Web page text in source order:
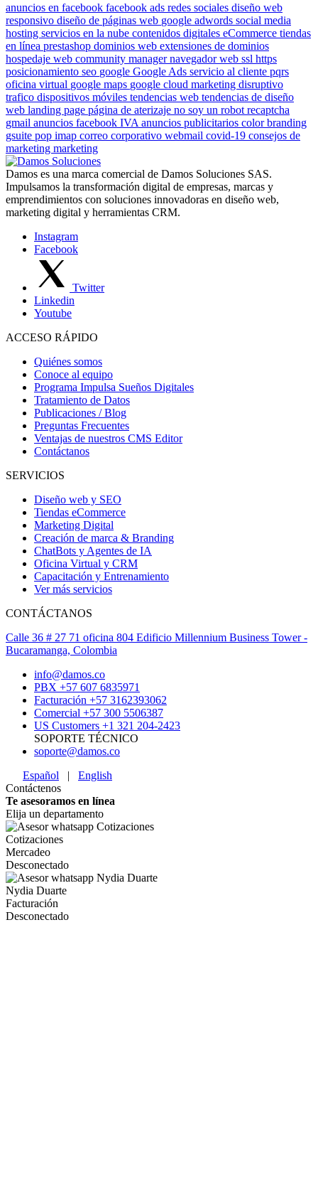
anuncios en facebook facebook ads redes sociales diseño web
responsivo diseño de páginas web google adwords social media
hosting servicios en la nube contenidos digitales eCommerce tiendas
en línea prestashop dominios web extensiones de dominios
hospedaje web community managernavegador web ssl https
posicionamiento seo google Google Ads servicio al cliente pqrs
oficina virtual google maps google cloud marketing disruptivo
trafico dispositivos móviles tendencias web tendencias de diseño
web landing page página de aterizaje no soy un robot recaptcha
gmail anuncios facebook IVA anuncios publicitarios colorbranding
gsuite pop imap correo corporativo webmail covid-19 consejos de
marketing marketing
Damos es una marca comercial de Damos Soluciones SAS.
Impulsamos la transformación digital de empresas, marcas y
emprendimientos con soluciones innovadoras en diseño web,
marketing digital y herramientas CRM.
Instagram
Facebook
Twitter
Linkedin
Youtube
ACCESO RÁPIDO
Quiénes somos
Conoce al equipo
Programa Impulsa Sueños Digitales
Tratamiento de Datos
Publicaciones / Blog
Preguntas Frecuentes
Ventajas de nuestros CMS Editor
Contáctanos
SERVICIOS
Diseño web y SEO
Tiendas eCommerce
Marketing Digital
Creación de marca & Branding
ChatBots y Agentes de IA
Oficina Virtual y CRM
Capacitación y Entrenamiento
Ver más servicios
CONTÁCTANOS
Calle 36 # 27 71 oficina 804 Edificio Millennium Business Tower -
Bucaramanga, Colombia
info@damos.co
PBX +57 607 6835971
Facturación +57 3162393062
Comercial +57 300 5506387
US Customers +1 321 204-2423
SOPORTE TÉCNICO
soporte@damos.co
Español | English
Contáctenos
Te asesoramos en línea
Elija un departamento
Cotizaciones
Mercadeo
Desconectado
Nydia Duarte
Facturación
Desconectado